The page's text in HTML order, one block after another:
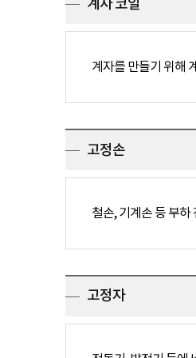
계자 코일
계자를 만들기 위해
고정손
철손, 기계손 등 부하
고정자